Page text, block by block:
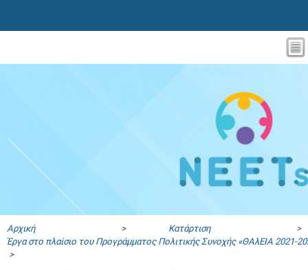
Αρχική> Κατάρτιση>
Έργα στο πλαίσιο του Προγράμματος Πολιτικής Συνοχής «ΘΑλΕΙΑ 2021-
>